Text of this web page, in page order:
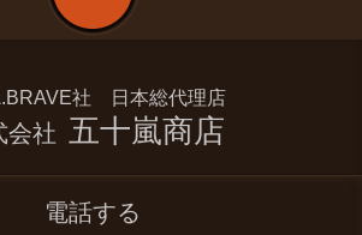
社 日本総代理店
会社 五十嵐商店
電話する